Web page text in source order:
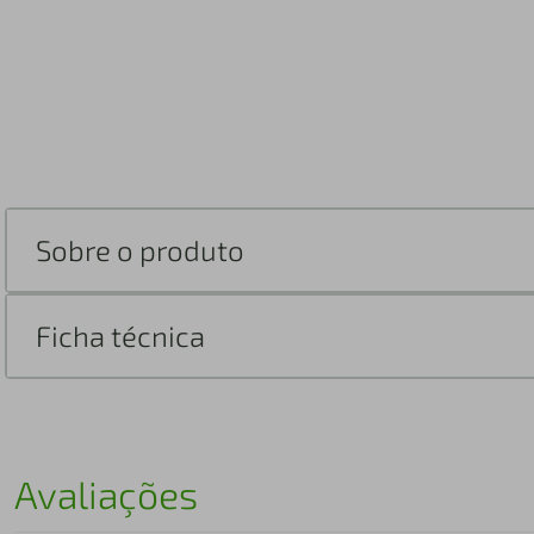
Sobre o produto
Ficha técnica
Avaliações